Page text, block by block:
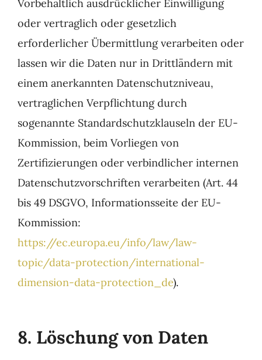
Vorbehaltlich ausdrücklicher Einwilligung
oder vertraglich oder gesetzlich
erforderlicher Übermittlung verarbeiten oder
lassen wir die Daten nur in Drittländern mit
einem anerkannten Datenschutzniveau,
vertraglichen Verpflichtung durch
sogenannte Standardschutzklauseln der EU-
Kommission, beim Vorliegen von
Zertifizierungen oder verbindlicher internen
Datenschutzvorschriften verarbeiten (Art. 44
bis 49 DSGVO, Informationsseite der EU-
Kommission:
https://ec.europa.eu/info/law/law-
topic/data-protection/international-
dimension-data-protection_de).
8. Löschung von Daten